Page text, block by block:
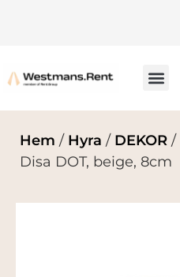
Hem / Hyra / DEKOR /
Disa DOT, beige, 8cm